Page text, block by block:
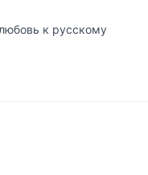
к русскому